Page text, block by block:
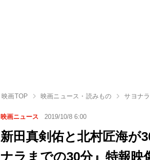
映画TOP 映画ニュース・読みもの サヨナ
映画ニュース 2019/10/8 6:00
新田真剣佑と北村匠海が
ナラまでの30分』特報映